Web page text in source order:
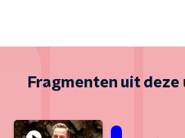
Fragmenten uit